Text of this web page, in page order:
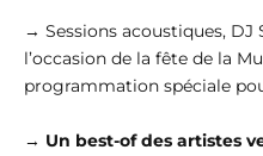
→ Sessions acoustiques, DJ
l’occasion de la fête de la
programmation spéciale
→ Un best-of des artistes